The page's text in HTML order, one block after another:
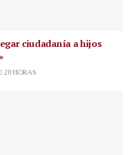
ciudadanía a hijos
20 HORAS